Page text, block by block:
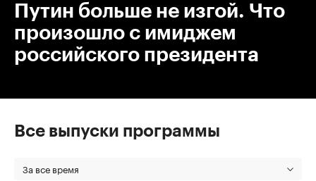
Путин больше не изгой. Что
произошло с имиджем
российского президента
Все выпуски программы
За все время